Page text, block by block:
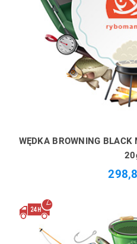
WĘDKA BROWNING